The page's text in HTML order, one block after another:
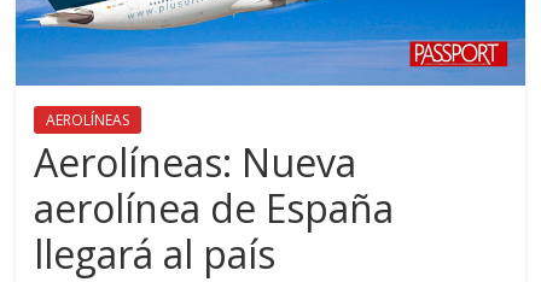
AEROLÍNEAS
Aerolíneas: Nueva
aerolínea de España
llegará al país